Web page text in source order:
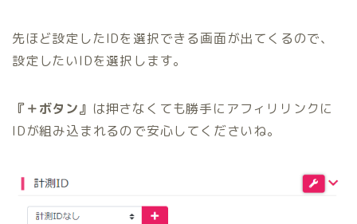
先ほど設定したIDを選択できる画面が出てくるので、
設定したいIDを選択します。
『＋ボタン』 は押さなくても勝手にアフィリリンクに
IDが組み込まれるので安心してくださいね。